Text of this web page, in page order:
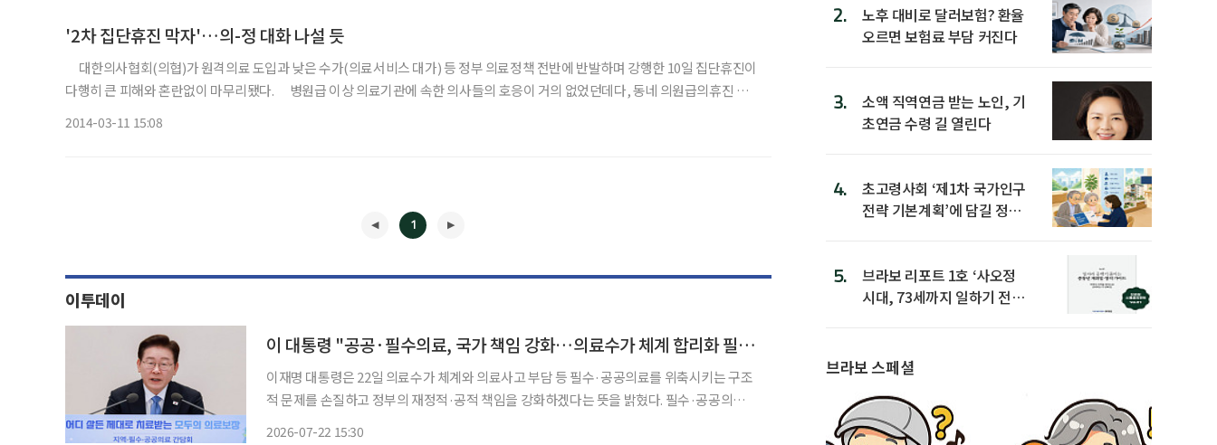
'2차 집단휴진 막자'…의-정 대화 나설 듯
대한의사협회(의협)가 원격의료 도입과 낮은 수가(의료서비스 대가) 등 정부 의료정책 전반에 반발하며 강행한 10일 집단휴진이
다행히 큰 피해와 혼란없이 마무리됐다. 병원급 이상 의료기관에 속한 의사들의 호응이 거의 없었던데다, 동네 의원급의휴진 참
2014-03-11 15:08
◀
1
▶
이투데이
이 대통령 "공공·필수의료, 국가 책임 강화…의료수가 체계 합리화 필요"
이재명 대통령은 22일 의료수가 체계와 의료사고 부담 등 필수·공공의료를 위축시키는 구조
적 문제를 손질하고 정부의 재정적·공적 책임을 강화하겠다는 뜻을 밝혔다. 필수·공공의료를
2026-07-22 15:30
2.
노후 대비로 달러보험? 환율
오르면 보험료 부담 커진다
3.
소액 직역연금 받는 노인, 기
초연금 수령 길 열린다
4.
초고령사회 ‘제1차 국가인구
전략 기본계획’에 담길 정책
5.
브라보 리포트 1호 ‘사오정
시대, 73세까지 일하기 전략’
브라보 스페셜